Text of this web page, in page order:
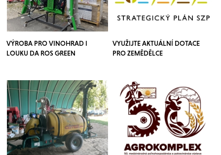
VÝROBA PRO VINOHRAD I
LOUKU DA ROS GREEN
VYUŽIJTE AKTUÁLNÍ DOTACE
PRO ZEMĚDĚLCE